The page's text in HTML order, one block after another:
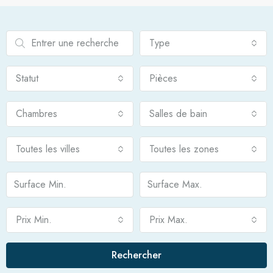
Type
Statut Pièces
Chambres Salles de bain
Toutes les villes Toutes les zones
Prix Min. Prix Max.
Rechercher